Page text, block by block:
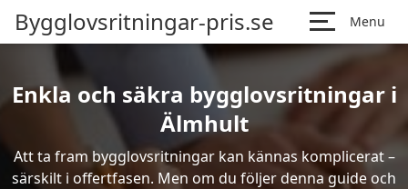
Bygglovsritningar-pris.se Menu
Enkla och säkra bygglovsritningar i
Älmhult
Att ta fram bygglovsritningar kan kännas komplicerat –
särskilt i offertfasen. Men om du följer denna guide och